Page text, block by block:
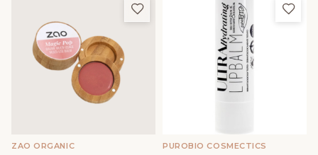
Добави в любими
ZAO ORGANIC PUROBIO COSMECTICS